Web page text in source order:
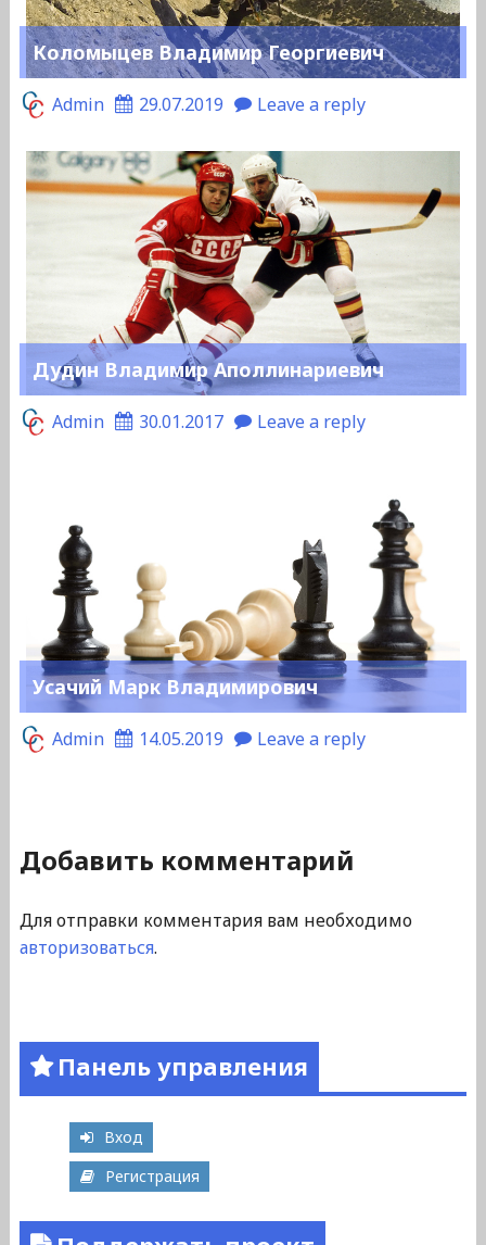
Коломыцев Владимир Георгиевич
Admin 29.07.2019 Leave a reply
Дудин Владимир Аполлинариевич
Admin 30.01.2017 Leave a reply
Усачий Марк Владимирович
Admin 14.05.2019 Leave a reply
Добавить комментарий
Для отправки комментария вам необходимо
авторизоваться.
Панель управления
Вход
Регистрация